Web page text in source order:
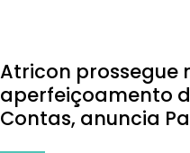
Atricon prossegue
aperfeiçoamento
Contas, anuncia